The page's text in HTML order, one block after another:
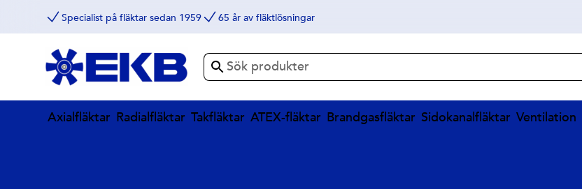
Specialist på fläktar sedan 1959 65 år av fläktlösningar
Axialfläktar Radialfläktar Takfläktar ATEX-fläktar Brandgasfläktar Sidokanalfläktar Ventilation